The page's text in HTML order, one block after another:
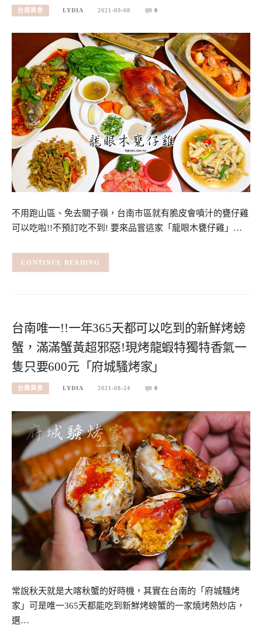
台南美食 LYDIA 2021-09-08 0
不用跑山區、免去關子嶺，台南市區就有脆皮會噴汁的甕仔雞
可以吃啦!!不預訂吃不到! 要來品嘗這家「龍眼木甕仔雞」…
CONTINUE READING
台南唯一!!一年365天都可以吃到的新鮮烤螃
蟹，滿滿蟹黃超邪惡!現烤龍蝦特獨特香氣一
隻只要600元「府城騷烤家」
台南美食 LYDIA 2021-08-24 0
常說秋天就是大喀秋蟹的好時機，其實在台南的「府城騷烤
家」可是唯一365天都能吃到新鮮烤螃蟹的一家燒烤熱炒店，
選…